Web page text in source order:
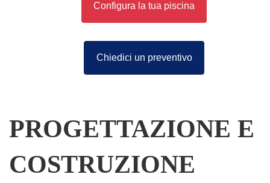
Configura la tua piscina
Chiedici un preventivo
PROGETTAZIONE E
COSTRUZIONE